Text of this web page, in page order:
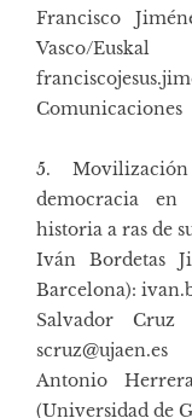
Francisco
Vasco/
Comunicaciones
5.
democracia en
historia a ras de
Iván Bordetas
Barcelona):
Salvador Cruz
scruz@ujaen.es
Antonio
(Universidad de